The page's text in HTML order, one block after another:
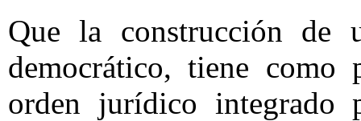
Que la construcción de
democrático, tiene
orden jurídico integrado